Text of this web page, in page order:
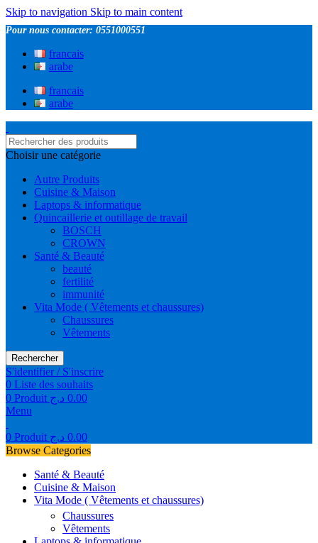
Skip to navigation Skip to main content
Pour nous contacter: 0551000551
francais
arabe
francais
arabe
Choisir une catégorie
Autre Produits
Cuisine & Maison
Laptops & informatique
Quincaillerie et outillage de travail
BOSCH
CROWN
Santé & Beauté
beauté
fertilité
immunité
Vita Mode ( Vêtements et chaussures)
Chaussures
Vêtements
Rechercher
S'identifier / S'inscrire
0 Liste des souhaits
0 Produit 0.00 د.ج
Menu
0 Produit 0.00 د.ج
Browse Categories
Santé & Beauté
Cuisine & Maison
Vita Mode ( Vêtements et chaussures)
Chaussures
Vêtements